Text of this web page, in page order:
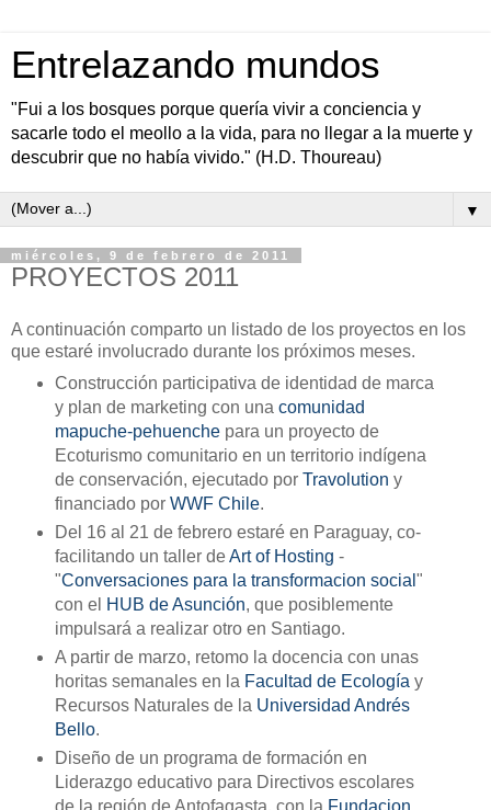
Entrelazando mundos
"Fui a los bosques porque quería vivir a conciencia y
sacarle todo el meollo a la vida, para no llegar a la muerte y
descubrir que no había vivido." (H.D. Thoureau)
▼
miércoles, 9 de febrero de 2011
PROYECTOS 2011
A continuación comparto un listado de los proyectos en los
que estaré involucrado durante los próximos meses.
Construcción participativa de identidad de marca
y plan de marketing con una comunidad
mapuche-pehuenchepara un proyecto de
Ecoturismo comunitario en un territorio indígena
de conservación, ejecutado por Travolution y
financiado por WWF Chile.
Del 16 al 21 de febrero estaré en Paraguay, co-
facilitando un taller deArt of Hosting -
"Conversaciones para la transformacion social "
con el HUB de Asunción, que posiblemente
impulsará a realizar otro en Santiago.
A partir de marzo, retomo la docencia con unas
horitas semanales en la Facultad de Ecología y
Recursos Naturales de la Universidad Andrés
Bello.
Diseño de un programa de formación en
Liderazgo educativo para Directivos escolares
de la región de Antofagasta, con la Fundacion